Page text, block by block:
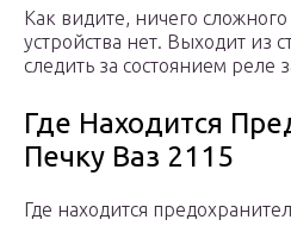
Как видите, ничего
устройства нет. Выходит из
следить за состоянием реле
Где Находится
Печку Ваз 2115
Где находится